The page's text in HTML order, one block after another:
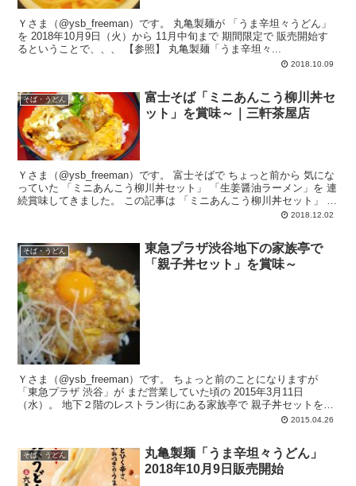
Ｙさま（@ysb_freeman）です。 丸亀製麺が 「うま辛坦々うどん」
を 2018年10月9日（火）から 11月中旬まで 期間限定で 販売開始す
るということで、、、 【参照】 丸亀製麺「うま辛坦々...
2018.10.09
そば・うどん
富士そば「ミニあんこう柳川丼セ
ット」を賞味～｜三軒茶屋店
Ｙさま（@ysb_freeman）です。 富士そばで ちょっと前から 気にな
っていた 「ミニあんこう柳川丼セット」 「生姜醤油ラーメン」を 連
続賞味してきました。 この記事は 「ミニあんこう柳川丼セット」 を
2018.12.02
そば・うどん
東急プラザ渋谷地下の家族亭で
「親子丼セット」を賞味～
Ｙさま（@ysb_freeman）です。 ちょっと前のことになりますが
「東急プラザ 渋谷」が まだ営業していた頃の 2015年3月11日
（水）。 地下２階のレストラン街にある家族亭で 親子丼セットを賞
2015.04.26
そば・うどん
丸亀製麺「うま辛坦々うどん」
2018年10月9日販売開始